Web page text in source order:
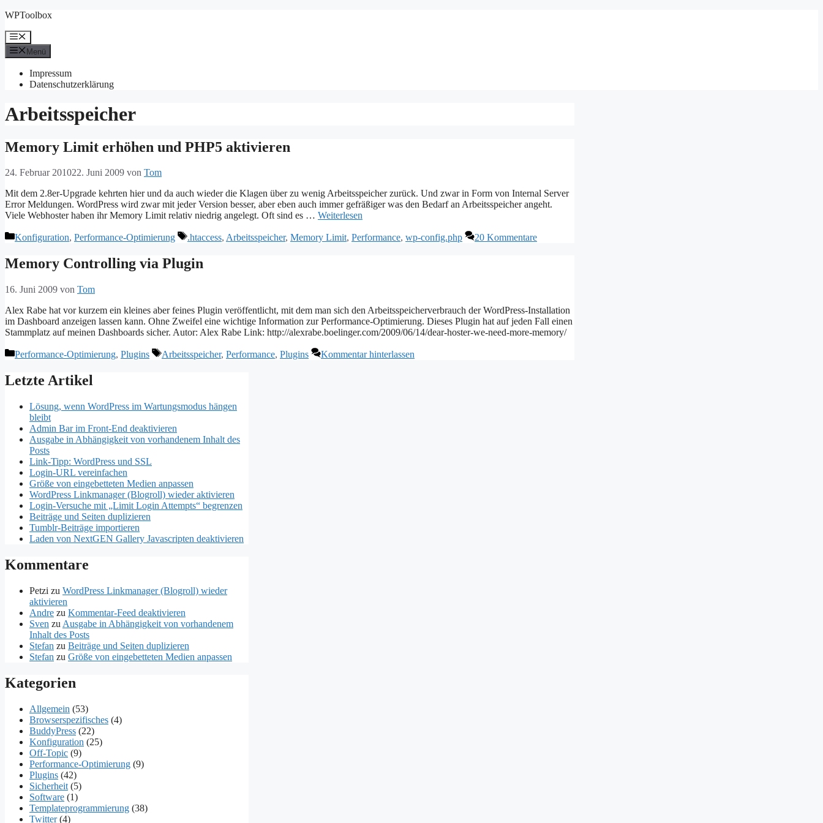
Zum
springen
WPToolbox
Menü
Menü
Impressum
Datenschutzerklärung
Arbeitsspeicher
Memory Limit erhöhen und PHP5 aktivieren
24. Februar 201022. Juni 2009 von Tom
Mit dem 2.8er-Upgrade kehrten hier und da auch wieder die Klagen über zu wenig Arbeitsspeicher zurück. Und zwar in Form von Internal Server
Error Meldungen. WordPress wird zwar mit jeder Version besser, aber eben auch immer gefräßiger was den Bedarf an Arbeitsspeicher angeht.
Viele Webhoster haben ihr Memory Limit relativ niedrig angelegt. Oft sind es … Weiterlesen
Kategorien
Konfiguration, Performance-Optimierung Schlagwörter
.htaccess, Arbeitsspeicher, Memory Limit, Performance, wp-config.php 20 Kommentare
Memory Controlling via Plugin
16. Juni 2009 von Tom
Alex Rabe hat vor kurzem ein kleines aber feines Plugin veröffentlicht, mit dem man sich den Arbeitsspeicherverbrauch der WordPress-Installation
im Dashboard anzeigen lassen kann. Ohne Zweifel eine wichtige Information zur Performance-Optimierung. Dieses Plugin hat auf jeden Fall einen
Stammplatz auf meinen Dashboards sicher. Autor: Alex Rabe Link: http://alexrabe.boelinger.com/2009/06/14/dear-hoster-we-need-more-memory/
Kategorien
Performance-Optimierung, Plugins Schlagwörter
Arbeitsspeicher, Performance, Plugins Kommentar hinterlassen
Letzte Artikel
Lösung, wenn WordPress im Wartungsmodus hängen
bleibt
Admin Bar im Front-End deaktivieren
Ausgabe in Abhängigkeit von vorhandenem Inhalt des
Posts
Link-Tipp: WordPress und SSL
Login-URL vereinfachen
Größe von eingebetteten Medien anpassen
WordPress Linkmanager (Blogroll) wieder aktivieren
Login-Versuche mit „Limit Login Attempts“ begrenzen
Beiträge und Seiten duplizieren
Tumblr-Beiträge importieren
Laden von NextGEN Gallery Javascripten deaktivieren
Kommentare
Petzi zu WordPress Linkmanager (Blogroll) wieder
aktivieren
Andre zu Kommentar-Feed deaktivieren
Sven zu Ausgabe in Abhängigkeit von vorhandenem
Inhalt des Posts
Stefan zu Beiträge und Seiten duplizieren
Stefan zu Größe von eingebetteten Medien anpassen
Kategorien
Allgemein (53)
Browserspezifisches (4)
BuddyPress (22)
Konfiguration (25)
Off-Topic (9)
Performance-Optimierung (9)
Plugins (42)
Sicherheit (5)
Software (1)
Templateprogrammierung (38)
Twitter(4)